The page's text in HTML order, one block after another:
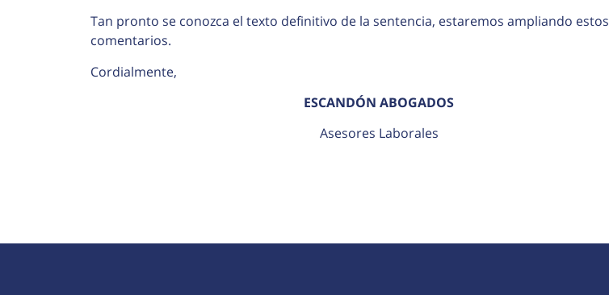
Tan pronto se conozca el texto definitivo de la sentencia, estaremos ampliando estos
comentarios.
Cordialmente,
ESCANDÓN ABOGADOS
Asesores Laborales